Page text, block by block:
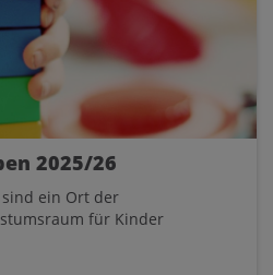
2025/26
ein Ort der
für Kinder